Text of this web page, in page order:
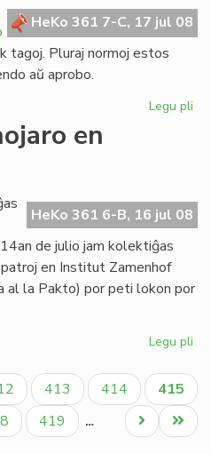
HeKo 361 7-C, 17 jul 08
tagoj. Pluraj normoj estos
aŭ aprobo.
Legu pli
en
HeKo 361 6-B, 16 jul 08
de julio jam kolektiĝas
en Institut Zamenhof
al la Pakto) por peti lokon por
Legu pli
de
la
en
Paĝo
413 Paĝo
414
Aktuala
paĝo
415
Paĝo
419 …
Last
page
Next
page